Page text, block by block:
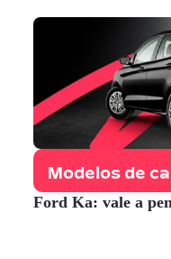
Modelos de
Ford Ka: vale a